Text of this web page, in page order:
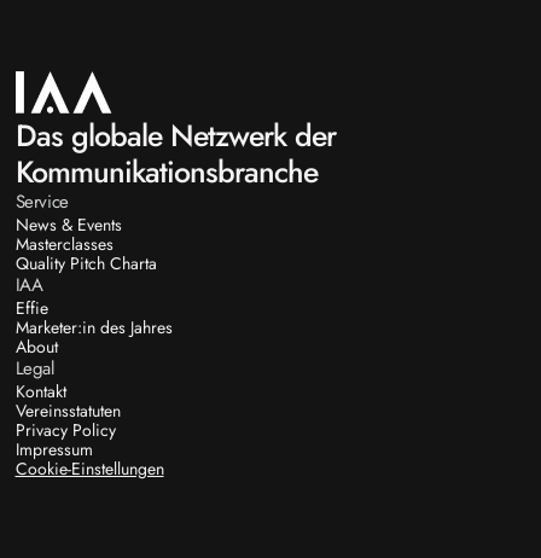
Das globale Netzwerk der
Kommunikationsbranche
Service
News & Events
Masterclasses
Quality Pitch Charta
IAA
Effie
Marketer:in des Jahres
About
Legal
Kontakt
Vereinsstatuten
Privacy Policy
Impressum
Cookie-Einstellungen